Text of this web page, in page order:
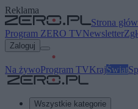
Reklama
Strona
Program ZERO TVNewsletter
Zaloguj
Na żywoProgram TVKrajŚwiat
Wszystkie kategorie